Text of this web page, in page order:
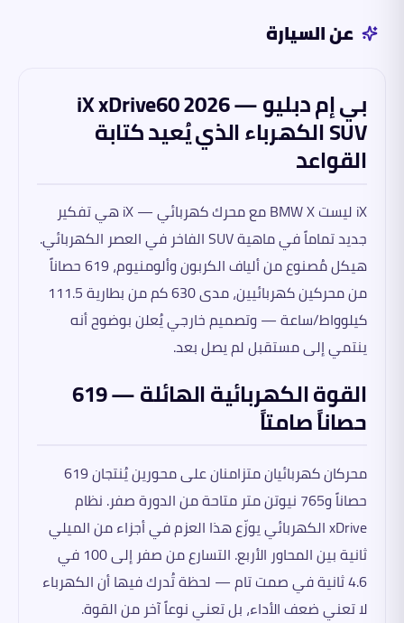
عن السيارة
بي إم دبليو iX xDrive60 2026 —
SUV الكهرباء الذي يُعيد كتابة
القواعد
iX ليست BMW X مع محرك كهربائي — iX هي تفكير
جديد تماماً في ماهية SUV الفاخر في العصر الكهربائي.
هيكل مُصنوع من ألياف الكربون وألومنيوم، 619 حصاناً
من محركين كهربائيين، مدى 630 كم من بطارية 111.5
كيلوواط/ساعة — وتصميم خارجي يُعلن بوضوح أنه
ينتمي إلى مستقبل لم يصل بعد.
القوة الكهربائية الهائلة — 619
حصاناً صامتاً
محركان كهربائيان متزامنان على محورين يُنتجان 619
حصاناً و765 نيوتن متر متاحة من الدورة صفر. نظام
xDrive الكهربائي يوزّع هذا العزم في أجزاء من الميلي
ثانية بين المحاور الأربع. التسارع من صفر إلى 100 في
4.6 ثانية في صمت تام — لحظة تُدرك فيها أن الكهرباء
لا تعني ضعف الأداء، بل تعني نوعاً آخر من القوة.